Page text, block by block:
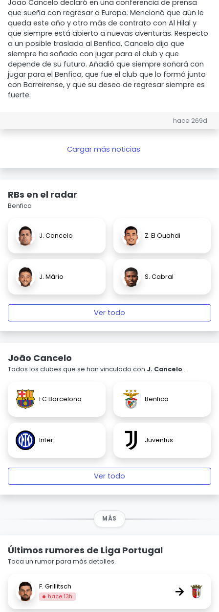
Joao Cancelo declaró en una conferencia de prensa
que sueña con regresar a Europa. Mencionó que aún le
queda este año y otro más de contrato con Al Hilal y
que siempre está abierto a nuevas aventuras. Respecto
a un posible traslado al Benfica, Cancelo dijo que
siempre ha soñado con jugar para el club y que
depende de su futuro. Añadió que siempre soñará con
jugar para el Benfica, que fue el club que lo formó junto
con Barreirense, y que su deseo de regresar siempre es
fuerte.
hace 269d
Cargar más noticias
RBs en el radar
Benfica
J. Cancelo Z. El Ouahdi
J. Mário S. Cabral
Ver todo
João Cancelo
Todos los clubes que se han vinculado con J. Cancelo .
FC Barcelona Benfica
Inter Juventus
Ver todo
MÁS
Últimos rumores de Liga Portugal
Toca un rumor para más detalles.
F. Grillitsch
hace 13h →